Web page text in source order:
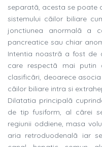
separatã, acesta se poate
sistemului cãilor biliare
jonctiunea anormalã a
pancreatice sau chiar
Intentia noastrã a fost de
care respectã mai putin
clasificãri, deoarece
cãilor biliare intra si
Dilatatia principalã
de tip fusiform, al cãrei
regiunii oddiene, masa
aria retroduodenalã iar